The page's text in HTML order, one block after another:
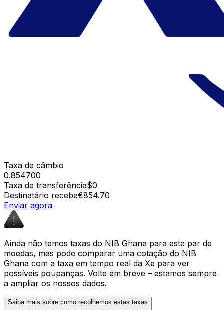
Taxa de câmbio
0.854700
Taxa de transferência$0
Destinatário recebe€854.70
Enviar agora
Ainda não temos taxas do NIB Ghana para este par de
moedas, mas pode comparar uma cotação do NIB
Ghana com a taxa em tempo real da Xe para ver
possíveis poupanças. Volte em breve – estamos sempre
a ampliar os nossos dados.
Saiba mais sobre como recolhemos estas taxas